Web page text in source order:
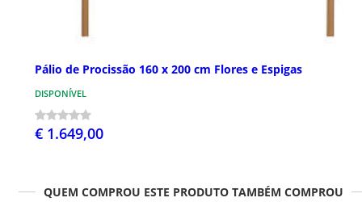
Pálio de Procissão 160 x 200 cm Flores e Espigas
DISPONÍVEL
€ 1.649,00
QUEM COMPROU ESTE PRODUTO TAMBÉM COMPROU